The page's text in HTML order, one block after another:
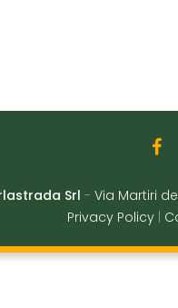
Srl - Via Martiri
Privacy Policy